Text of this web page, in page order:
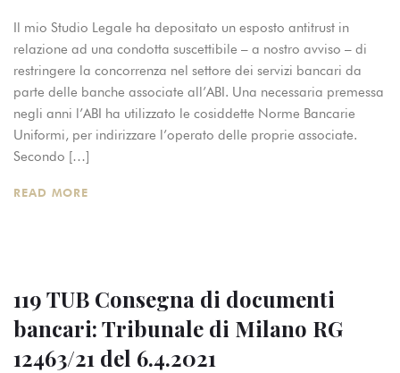
Il mio Studio Legale ha depositato un esposto antitrust in
relazione ad una condotta suscettibile – a nostro avviso – di
restringere la concorrenza nel settore dei servizi bancari da
parte delle banche associate all’ABI. Una necessaria premessa
negli anni l’ABI ha utilizzato le cosiddette Norme Bancarie
Uniformi, per indirizzare l’operato delle proprie associate.
Secondo […]
READ MORE
119 TUB Consegna di documenti
bancari: Tribunale di Milano RG
12463/21 del 6.4.2021